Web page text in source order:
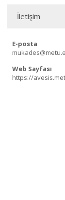
İletişim
E-posta
Web Sayfası
https://